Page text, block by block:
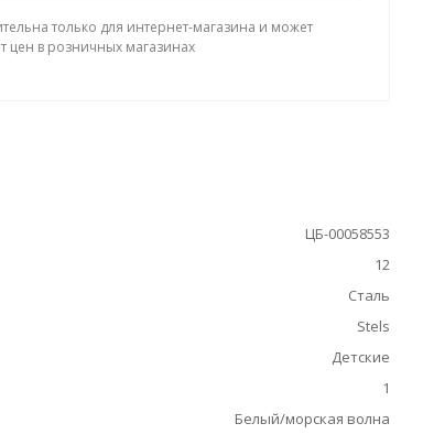
только для интернет-магазина и может
цен в розничных магазинах
ЦБ-00058553
12
Сталь
Stels
Детские
1
Белый/морская волна